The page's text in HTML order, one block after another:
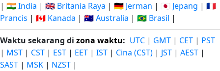
| 🇮🇳 India | 🇬🇧 Britania Raya | 🇩🇪 Jerman | 🇯🇵 Jepang | 🇫🇷
Prancis | 🇨🇦 Kanada | 🇦🇺 Australia | 🇧🇷 Brasil |
Waktu sekarang di zona waktu: UTC | GMT | CET | PST
| MST | CST | EST | EET | IST | Cina (CST) | JST | AEST |
SAST | MSK | NZST |